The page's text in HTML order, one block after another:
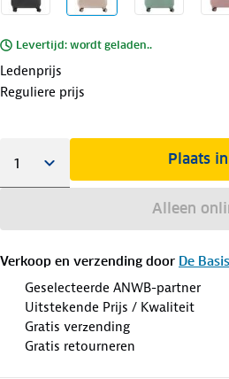
Levertijd: wordt geladen..
Ledenprijs
Reguliere prijs
Plaats
Alleen
Verkoop en verzending door De
Geselecteerde ANWB-partner
Uitstekende Prijs / Kwaliteit
Gratis verzending
Gratis retourneren